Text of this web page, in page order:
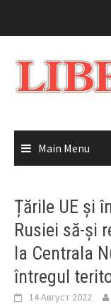
Main Menu
Țările UE și
Rusiei să-și
la Centrala
întregul
14 Август 2022